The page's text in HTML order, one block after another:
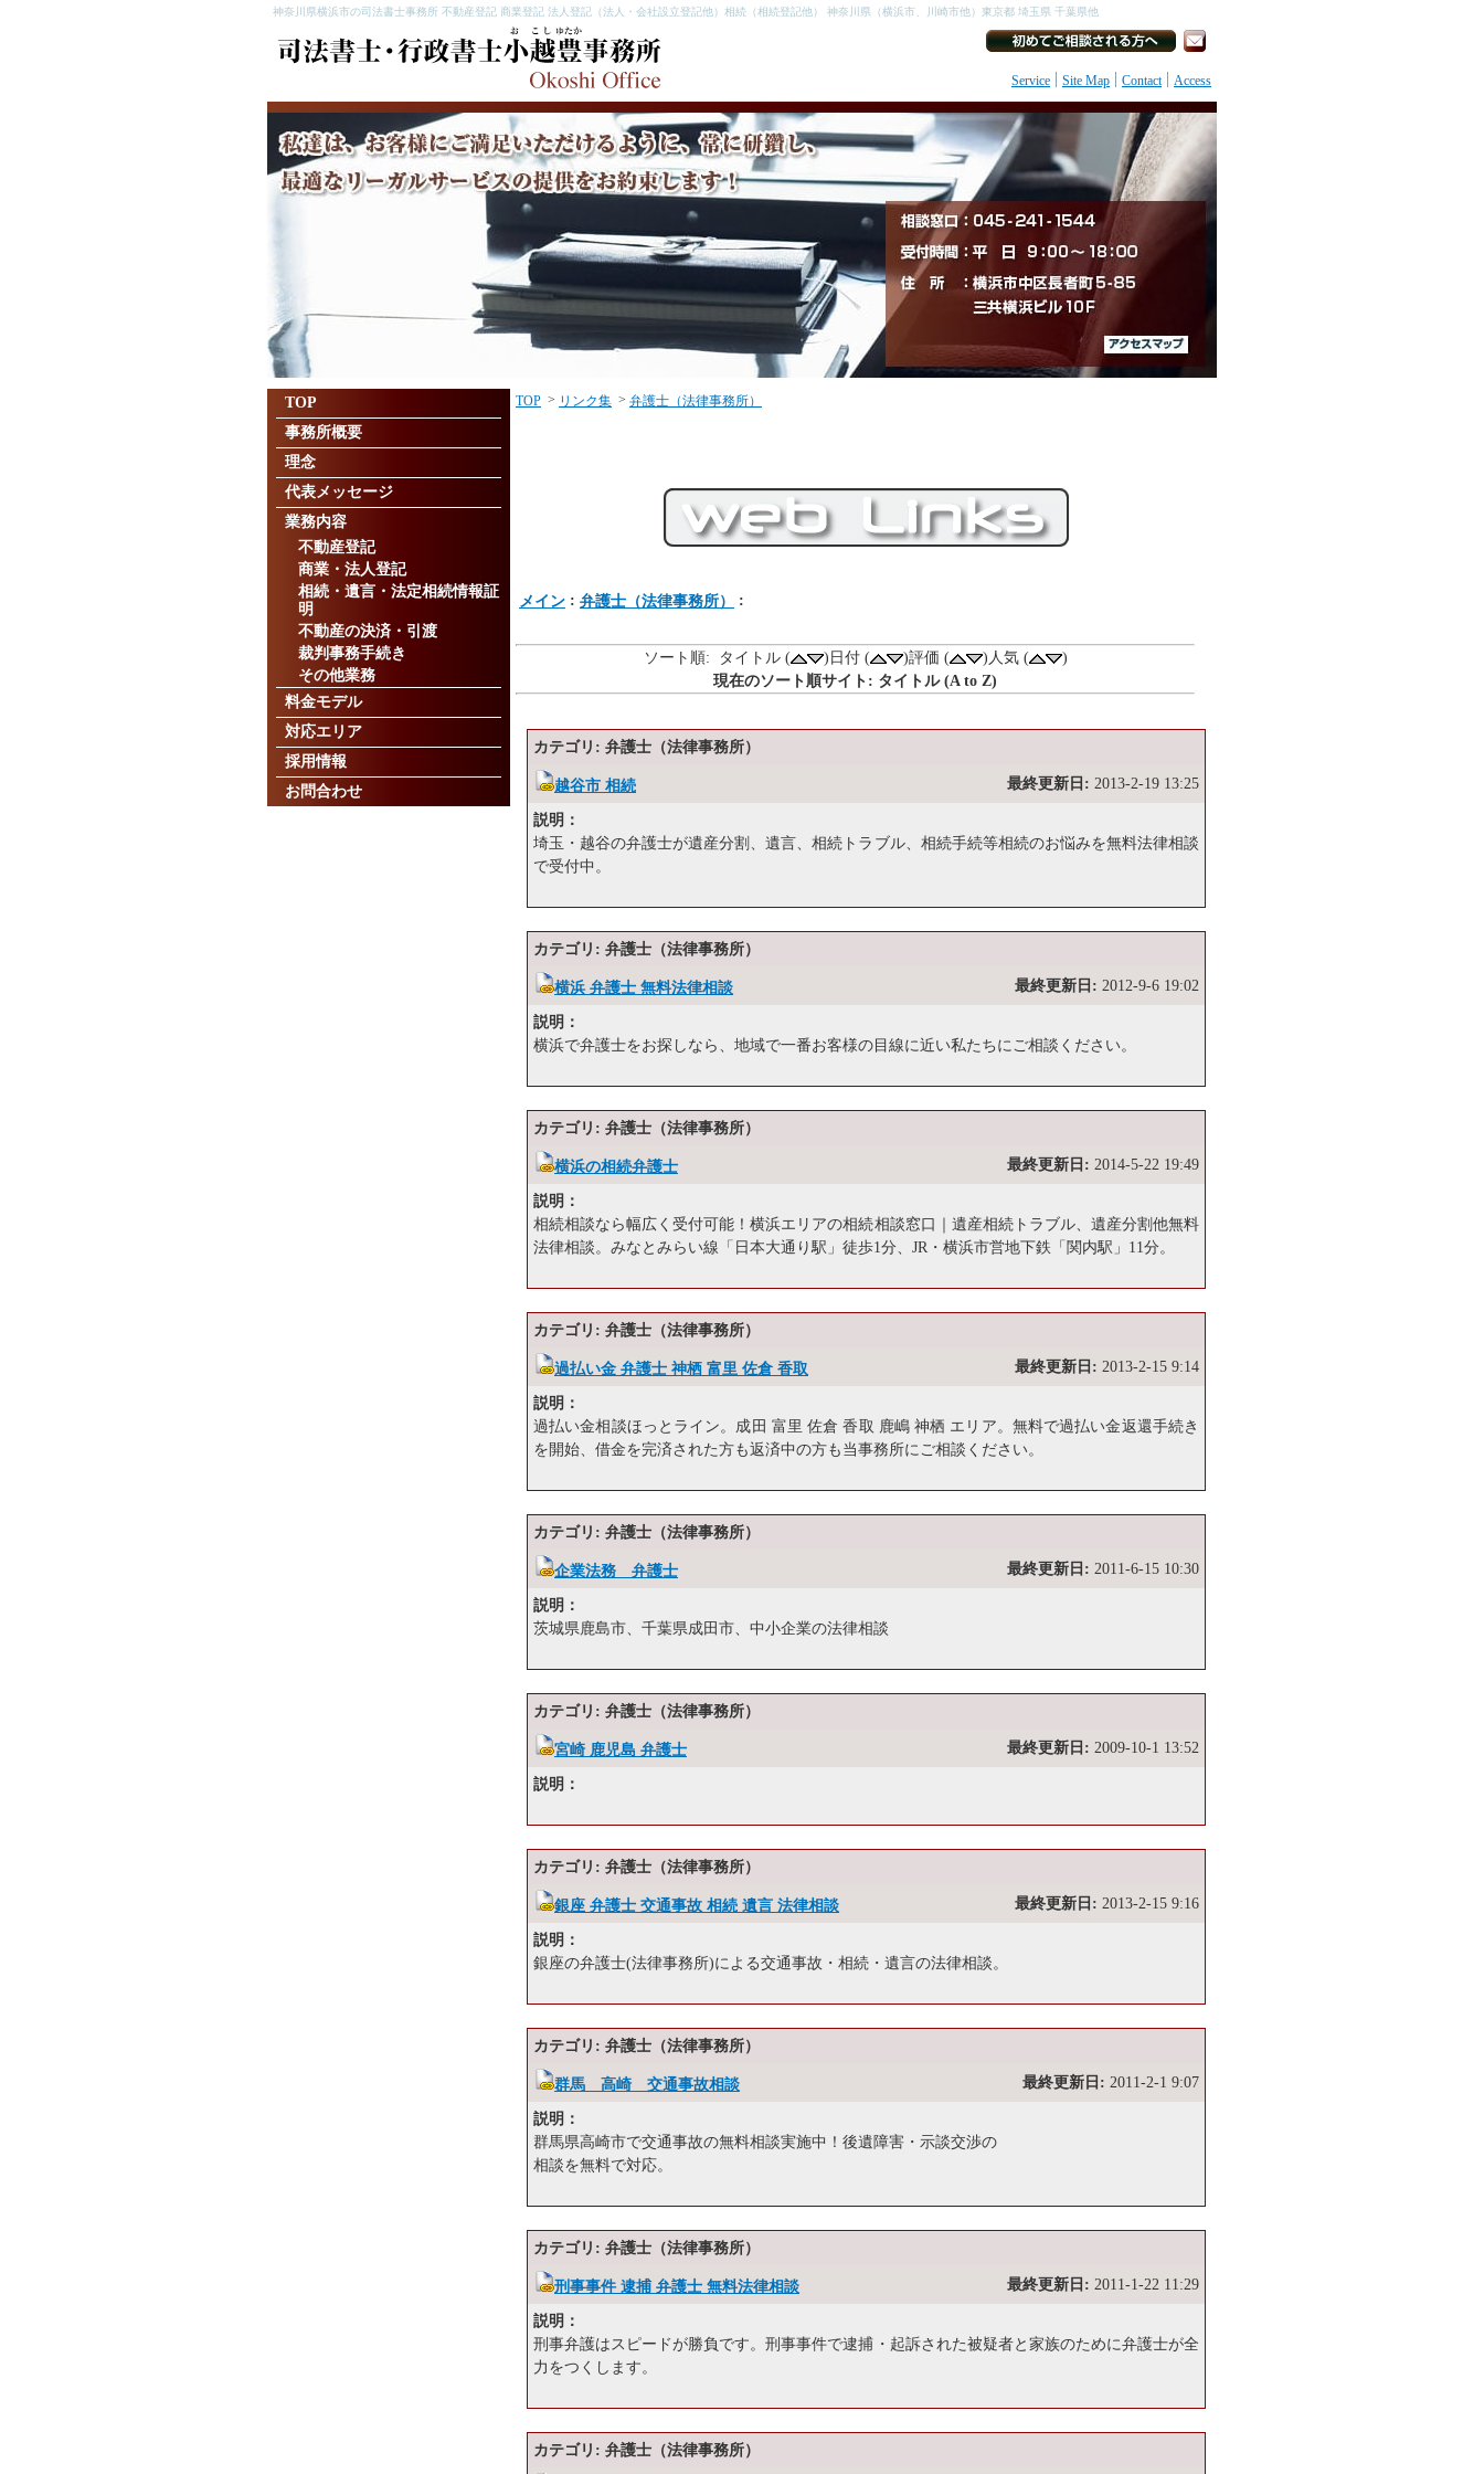
神奈川県横浜市の司法書士事務所 不動産登記 商業登記 法人登記（法人・会社設立登記他）相続（相続登記他） 神奈川県（横浜市、川崎市他）東京都 埼玉県 千葉県他
Service Site Map Contact Access
TOP > リンク集 > 弁護士（法律事務所）
メイン : 弁護士（法律事務所） :
ソート順: タイトル ( )日付 ( )評価 ( )人気 (
)
現在のソート順サイト: タイトル (A to Z)
カテゴリ: 弁護士（法律事務所）
越谷市 相続 最終更新日: 2013-2-19 13:25
説明：
埼玉・越谷の弁護士が遺産分割、遺言、相続トラブル、相続手続等相続のお悩みを無料法律相談
で受付中。
カテゴリ: 弁護士（法律事務所）
横浜 弁護士 無料法律相談 最終更新日: 2012-9-6 19:02
説明：
横浜で弁護士をお探しなら、地域で一番お客様の目線に近い私たちにご相談ください。
カテゴリ: 弁護士（法律事務所）
横浜の相続弁護士 最終更新日: 2014-5-22 19:49
説明：
相続相談なら幅広く受付可能！横浜エリアの相続相談窓口｜遺産相続トラブル、遺産分割他無料
法律相談。みなとみらい線「日本大通り駅」徒歩1分、JR・横浜市営地下鉄「関内駅」11分。
カテゴリ: 弁護士（法律事務所）
過払い金 弁護士 神栖 富里 佐倉 香取 最終更新日: 2013-2-15 9:14
説明：
過払い金相談ほっとライン。成田 富里 佐倉 香取 鹿嶋 神栖 エリア。無料で過払い金返還手続き
を開始、借金を完済された方も返済中の方も当事務所にご相談ください。
カテゴリ: 弁護士（法律事務所）
企業法務 弁護士 最終更新日: 2011-6-15 10:30
説明：
茨城県鹿島市、千葉県成田市、中小企業の法律相談
カテゴリ: 弁護士（法律事務所）
宮崎 鹿児島 弁護士 最終更新日: 2009-10-1 13:52
説明：
カテゴリ: 弁護士（法律事務所）
銀座 弁護士 交通事故 相続 遺言 法律相談 最終更新日: 2013-2-15 9:16
説明：
銀座の弁護士(法律事務所)による交通事故・相続・遺言の法律相談。
カテゴリ: 弁護士（法律事務所）
群馬 高崎 交通事故相談 最終更新日: 2011-2-1 9:07
説明：
群馬県高崎市で交通事故の無料相談実施中！後遺障害・示談交渉の
相談を無料で対応。
カテゴリ: 弁護士（法律事務所）
刑事事件 逮捕 弁護士 無料法律相談 最終更新日: 2011-1-22 11:29
説明：
刑事弁護はスピードが勝負です。刑事事件で逮捕・起訴された被疑者と家族のために弁護士が全
力をつくします。
カテゴリ: 弁護士（法律事務所）
TOP
事務所概要
理念
代表メッセージ
業務内容
不動産登記
商業・法人登記
相続・遺言・法定相続情報証
明
不動産の決済・引渡
裁判事務手続き
その他業務
料金モデル
対応エリア
採用情報
お問合わせ